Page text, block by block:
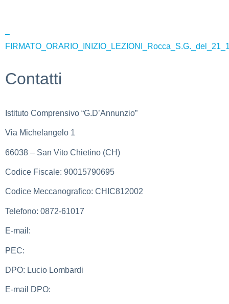
–
Contatti
Istituto Comprensivo “G.D’Annunzio”
Via Michelangelo 1
66038 – San Vito Chietino (CH)
Codice Fiscale: 90015790695
Codice Meccanografico: CHIC812002
Telefono: 0872-61017
E-mail:
PEC:
DPO: Lucio Lombardi
E-mail DPO: